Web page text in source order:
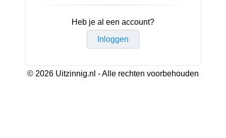
Heb je al een account?
Inloggen
© 2026 Uitzinnig.nl - Alle rechten voorbehouden